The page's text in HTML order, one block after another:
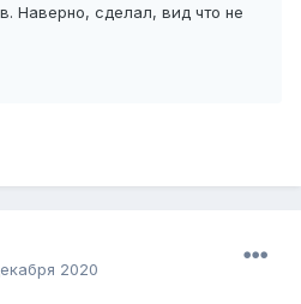
Наверно, сделал, вид что не
2020